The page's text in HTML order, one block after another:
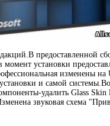
предоставленной
установки
изменены
и самой
удалить Glass
звуковая схема